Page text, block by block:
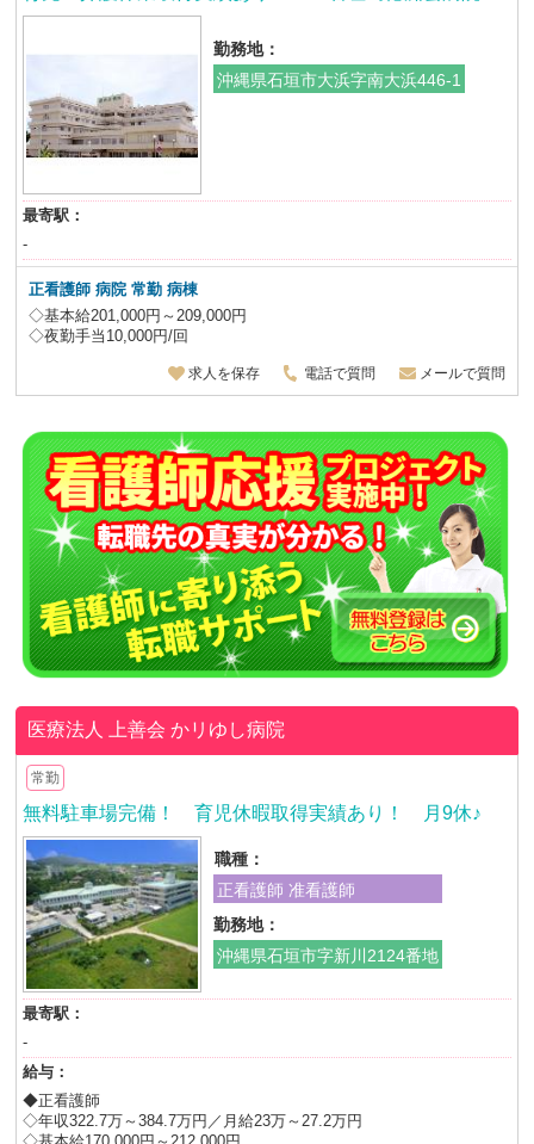
勤務地：
沖縄県石垣市大浜字南大浜446-1
最寄駅：
-
正看護師 病院 常勤 病棟
◇基本給201,000円～209,000円
◇夜勤手当10,000円/回
求人を保存 電話で質問 メールで質問
医療法人 上善会かリゆし病院
常勤
無料駐車場完備！ 育児休暇取得実績あり！ 月9休♪
職種：
正看護師 准看護師
勤務地：
沖縄県石垣市字新川2124番地
最寄駅：
-
給与：
◆正看護師
◇年収322.7万～384.7万円／月給23万～27.2万円